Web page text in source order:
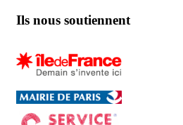
Ils nous soutiennent